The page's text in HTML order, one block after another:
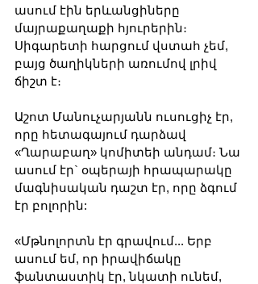
ասում էին երևանցիները
մայրաքաղաքի հյուրերին։
Սիգարետի հարցում վստահ չեմ,
բայց ծաղիկների առումով լրիվ
ճիշտ է։
Աշոտ Մանուչարյանն ուսուցիչ էր,
որը հետագայում դարձավ
«Ղարաբաղ» կոմիտեի անդամ։ Նա
ասում էր` օպերայի հրապարակը
մագնիսական դաշտ էր, որը ձգում
էր բոլորին:
«Մթնոլորտն էր գրավում... Երբ
ասում եմ, որ իրավիճակը
ֆանտաստիկ էր, նկատի ունեմ,